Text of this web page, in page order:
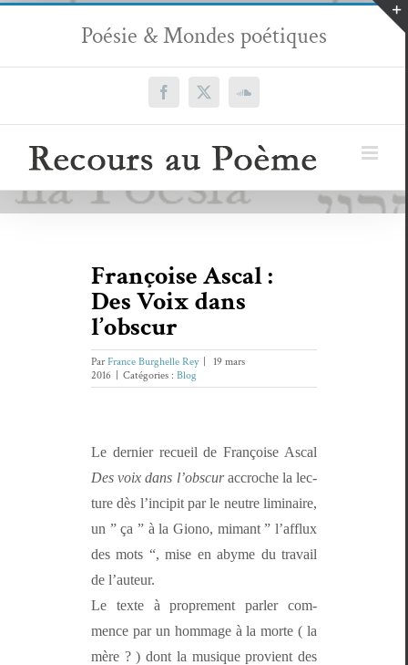
Passer
contenu
Poésie & Mondes poétiques
Facebook
X SoundCloud
Françoise Ascal :
Des Voix dans
l’obscur
ParFrance Burghelle Rey
19 mars
2016
Catégories : Blog
Le dernier recueil de Françoise Ascal
Des voix dans l’ob­scuraccroche la lec­
ture dès l’in­cip­it par le neu­tre lim­i­naire,
un ” ça ” à la Giono, mimant ” l’af­flux
des mots “, mise en abyme du tra­vail
de l’auteur.
Le texte à pro­pre­ment par­ler com­
mence par un hom­mage à la morte ( la
mère ? ) dont la musique provient des